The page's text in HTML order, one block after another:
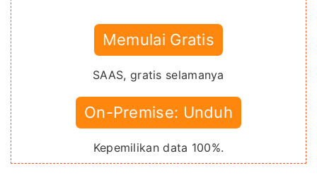
Memulai Gratis
SAAS, gratis selamanya
On-Premise: Unduh
Kepemilikan data 100%.